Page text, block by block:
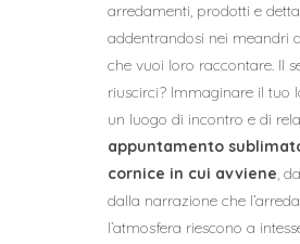
arredamenti, prodotti e
addentrandosi nei meandri
che vuoi loro raccontare. Il
riuscirci? Immaginare il tuo
un luogo di incontro e di
appuntamento
cornice in cui avviene,
dalla narrazione che
l’atmosfera riescono a